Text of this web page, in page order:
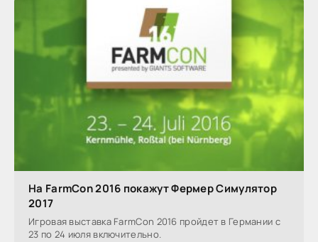
На FarmCon 2016 покажут Фермер Симулятор
2017
Игровая выставка FarmCon 2016 пройдет в Германии с
23 по 24 июля включительно.